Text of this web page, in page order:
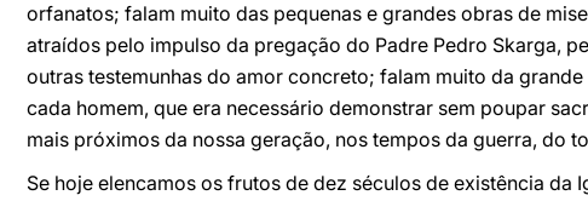
orfanatos; falam muito das pequenas e grandes obras de
atraídos pelo impulso da pregação do Padre Pedro Skarga,
outras testemunhas do amor concreto; falam muito da
cada homem, que era necessário demonstrar sem poupar
mais próximos da nossa geração, nos tempos da guerra, do
Se hoje elencamos os frutos de dez séculos de existência